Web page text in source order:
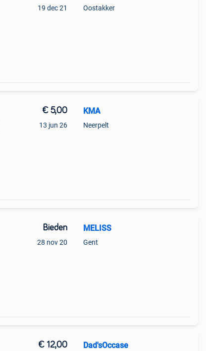
19 dec 21 Oostakker
€ 5,00
13 jun 26
KMA
Neerpelt
Bieden
28 nov 20
MELISS
Gent
€ 12,00 Dad'sOccase